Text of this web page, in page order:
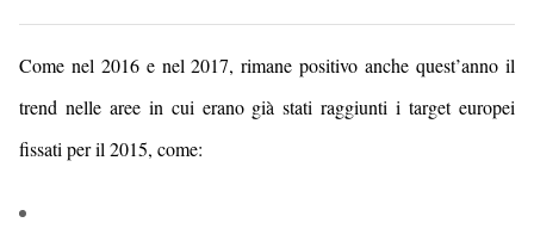
Come nel 2016 e nel 2017, rimane positivo anche quest’anno il
trend nelle aree in cui erano già stati raggiunti i target europei
fissati per il 2015, come: